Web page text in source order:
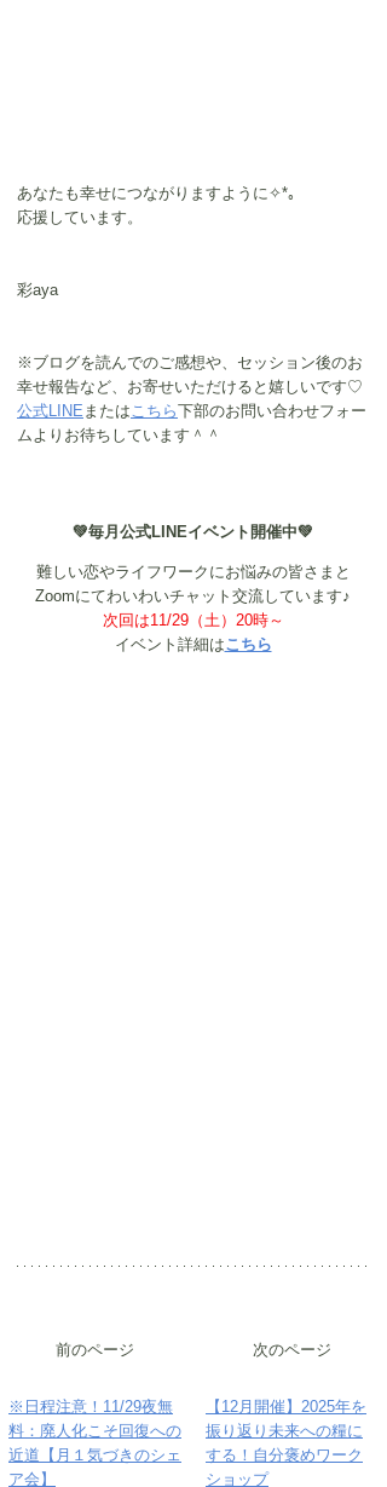
あなたも幸せにつながりますように✧*｡
応援しています。
彩aya
※ブログを読んでのご感想や、セッション後のお
幸せ報告など、お寄せいただけると嬉しいです♡
公式LINE またはこちら下部のお問い合わせフォー
ムよりお待ちしています＾＾
💚毎月公式LINEイベント開催中💚
難しい恋やライフワークにお悩みの皆さまと
Zoomにてわいわいチャット交流しています♪
次回は11/29（土）20時～
イベント詳細はこちら
前のページ 次のページ
※日程注意！11/29夜無
料：廃人化こそ回復への
近道【月１気づきのシェ
ア会】
【12月開催】2025年を
振り返り未来への糧に
する！自分褒めワーク
ショップ